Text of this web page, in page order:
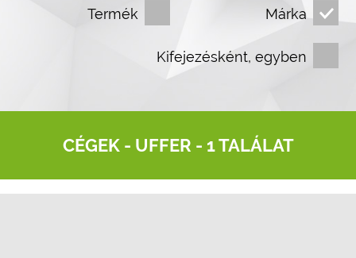
Termék Márka
Kifejezésként, egyben
CÉGEK - UFFER - 1 TALÁLAT